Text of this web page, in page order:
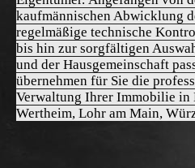
kaufmännischen Abwicklung
regelmäßige technische
bis hin zur sorgfältigen
und der Hausgemeinschaft
übernehmen für Sie die
Verwaltung Ihrer Immobilie in
Wertheim, Lohr am Main,